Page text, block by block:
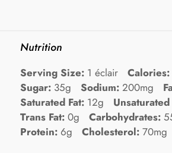
Nutrition
Serving Size: 1 éclair Calories:
Sugar: 35g Sodium: 200mg
Saturated Fat: 12g Unsaturated
Trans Fat: 0g Carbohydrates:
Protein: 6g Cholesterol: 70mg